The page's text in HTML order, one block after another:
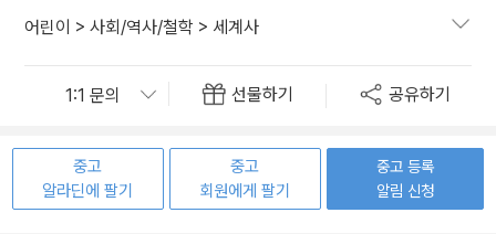
어린이 > 사회/역사/철학 > 세계사
선물하기 공유하기
중고
알라딘에 팔기
중고
회원에게 팔기
중고 등록
알림 신청